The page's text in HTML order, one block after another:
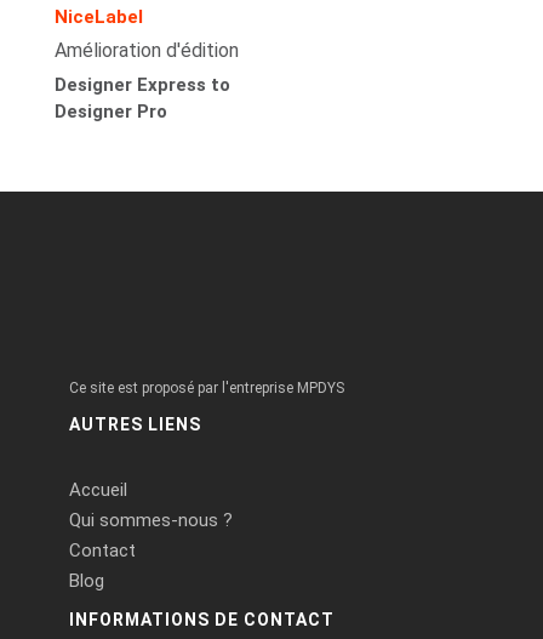
NiceLabel
Amélioration d'édition
Designer Express to
Designer Pro
Ce site est proposé par l'entreprise MPDYS
AUTRES LIENS
Accueil
Qui sommes-nous ?
Contact
Blog
INFORMATIONS DE CONTACT